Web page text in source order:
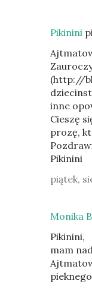
Pikinini
(http://
inne
Cieszę
prozę,
Pikinini
piątek,
Monika
Pikinini,
mam